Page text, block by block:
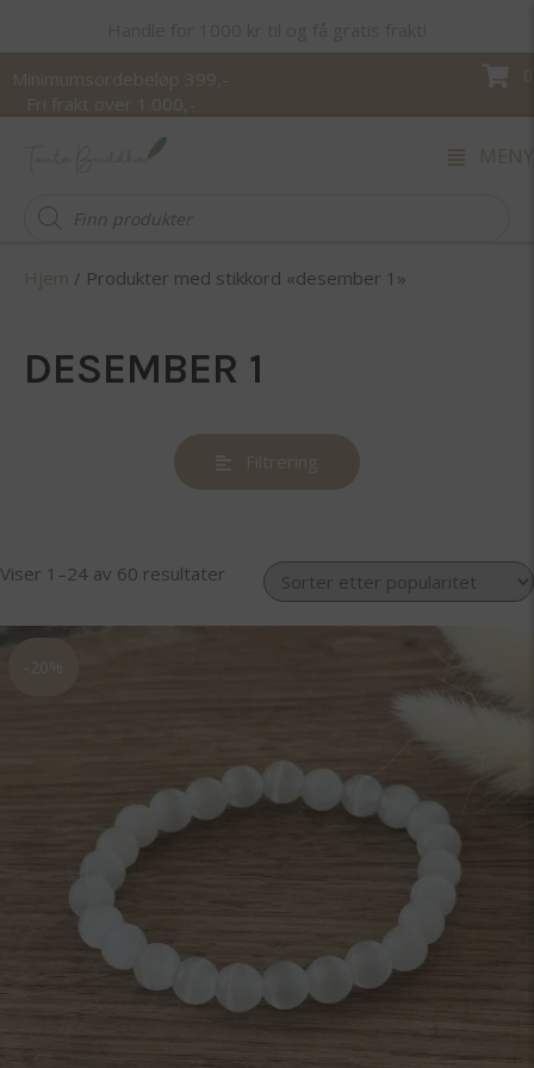
Handle for 1000 kr til og få gratis frakt!
Minimumsordebeløp 399,-
Fri frakt over 1.000,-
MENY
Products
search
Hjem / Produkter med stikkord «desember 1»
DESEMBER 1
Filtrering
Viser 1–24 av 60 resultater Sortert
etter
propularitet
-20%